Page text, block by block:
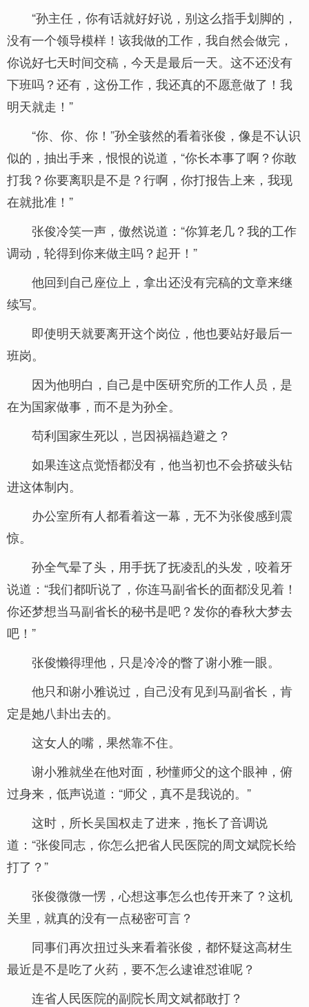
“孙主任，你有话就好好说，别这么指手划脚的，
没有一个领导模样！该我做的工作，我自然会做完，
你说好七天时间交稿，今天是最后一天。这不还没有
下班吗？还有，这份工作，我还真的不愿意做了！我
明天就走！”
“你、你、你！”孙全骇然的看着张俊，像是不认识
似的，抽出手来，恨恨的说道，“你长本事了啊？你敢
打我？你要离职是不是？行啊，你打报告上来，我现
在就批准！”
张俊冷笑一声，傲然说道：“你算老几？我的工作
调动，轮得到你来做主吗？起开！”
他回到自己座位上，拿出还没有完稿的文章来继
续写。
即使明天就要离开这个岗位，他也要站好最后一
班岗。
因为他明白，自己是中医研究所的工作人员，是
在为国家做事，而不是为孙全。
苟利国家生死以，岂因祸福趋避之？
如果连这点觉悟都没有，他当初也不会挤破头钻
进这体制内。
办公室所有人都看着这一幕，无不为张俊感到震
惊。
孙全气晕了头，用手抚了抚凌乱的头发，咬着牙
说道：“我们都听说了，你连马副省长的面都没见着！
你还梦想当马副省长的秘书是吧？发你的春秋大梦去
吧！”
张俊懒得理他，只是冷冷的瞥了谢小雅一眼。
他只和谢小雅说过，自己没有见到马副省长，肯
定是她八卦出去的。
这女人的嘴，果然靠不住。
谢小雅就坐在他对面，秒懂师父的这个眼神，俯
过身来，低声说道：“师父，真不是我说的。”
这时，所长吴国权走了进来，拖长了音调说
道：“张俊同志，你怎么把省人民医院的周文斌院长给
打了？”
张俊微微一愣，心想这事怎么也传开来了？这机
关里，就真的没有一点秘密可言？
同事们再次扭过头来看着张俊，都怀疑这高材生
最近是不是吃了火药，要不怎么逮谁怼谁呢？
连省人民医院的副院长周文斌都敢打？